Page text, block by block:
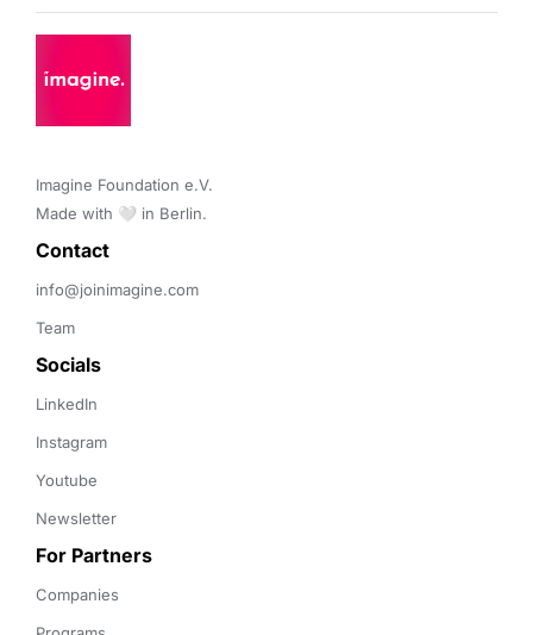
Imagine Foundation e.V.
Made with 🤍 in Berlin.
Contact
info@joinimagine.com
Team
Socials
LinkedIn
Instagram
Youtube
Newsletter
For Partners
Companies